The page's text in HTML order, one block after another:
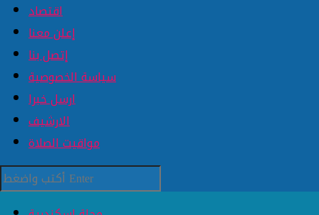
اقتصاد
إعلن معنا
إتصل بنا
سياسة الخصوصية
ارسل خبرا
الارشيف
مواقيت الصلاة